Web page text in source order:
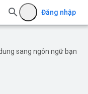
Đăng nhập
sang ngôn ngữ bạn